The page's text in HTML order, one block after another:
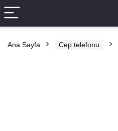
Ana Sayfa Cep telefonu